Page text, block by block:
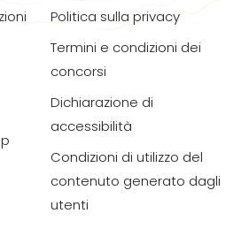
Politica sulla privacy
Termini e condizioni dei
concorsi
Dichiarazione di
accessibilità
Condizioni di utilizzo del
contenuto generato dagli
utenti